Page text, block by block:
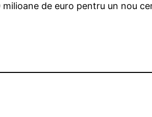
de euro pentru un nou